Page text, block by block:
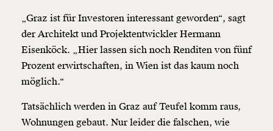
„Graz ist für Investoren interessant geworden“, sagt
der Architekt und Projektentwickler Hermann
Eisenköck. „Hier lassen sich noch Renditen von fünf
Prozent erwirtschaften, in Wien ist das kaum noch
möglich.“
Tatsächlich werden in Graz auf Teufel komm raus,
Wohnungen gebaut. Nur leider die falschen, wie